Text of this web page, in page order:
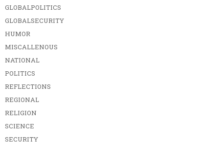
GLOBALPOLITICS
GLOBALSECURITY
HUMOR
MISCALLENOUS
NATIONAL
POLITICS
REFLECTIONS
REGIONAL
RELIGION
SCIENCE
SECURITY